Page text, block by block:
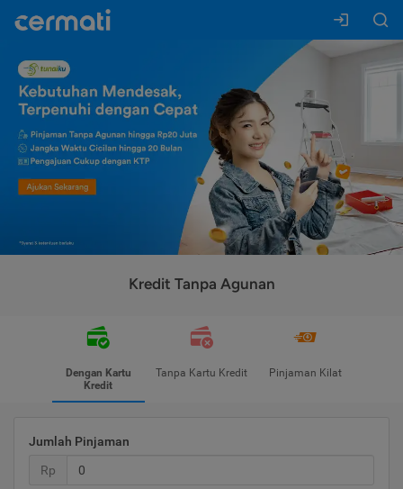
Kredit Tanpa Agunan
Dengan Kartu
Kredit
Tanpa Kartu Kredit Pinjaman Kilat
Jumlah Pinjaman
Rp